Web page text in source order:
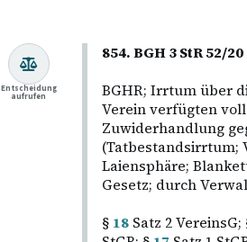
854. BGH 3 StR 52/
BGHR; Irrtum über
Verein verfügten
Zuwiderhandlung
(Tatbestandsirrtum;
Laiensphäre;
Gesetz; durch
§ 18Satz 2 VereinsG;
Entscheidung
aufrufen